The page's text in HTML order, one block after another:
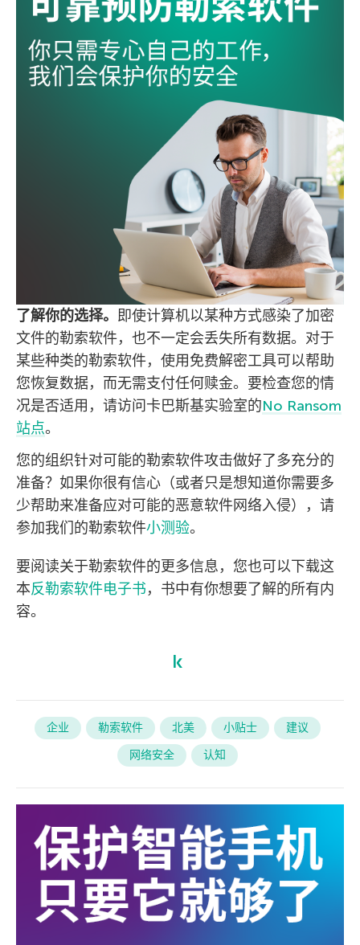
了解你的选择。 即使计算机以某种方式感染了加密
文件的勒索软件，也不一定会丢失所有数据。对于
某些种类的勒索软件，使用免费解密工具可以帮助
您恢复数据，而无需支付任何赎金。要检查您的情
况是否适用，请访问卡巴斯基实验室的No Ransom
站点。
您的组织针对可能的勒索软件攻击做好了多充分的
准备？如果你很有信心（或者只是想知道你需要多
少帮助来准备应对可能的恶意软件网络入侵），请
参加我们的勒索软件小测验。
要阅读关于勒索软件的更多信息，您也可以下载这
本反勒索软件电子书，书中有你想要了解的所有内
容。
企业 勒索软件 北美 小贴士
建议
网络安全
认知